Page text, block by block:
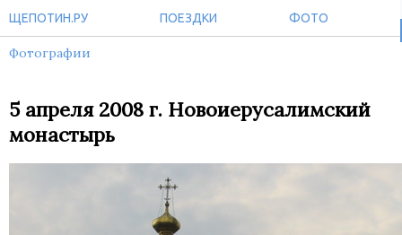
ЩЕПОТИН.РУ ПОЕЗДКИ ФОТО
Фотографии
5 апреля 2008 г. Новоиерусалимский
монастырь